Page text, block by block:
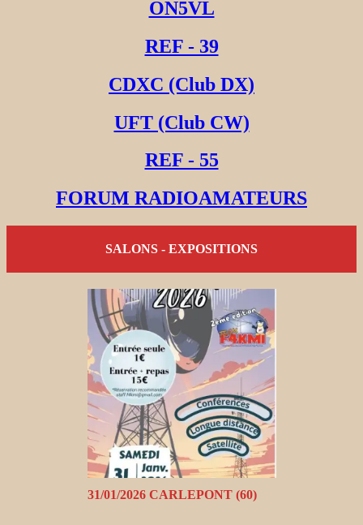
ON5VL
REF - 39
CDXC (Club DX)
UFT (Club CW)
REF - 55
FORUM RADIOAMATEURS
SALONS - EXPOSITIONS
31/01/2026 CARLEPONT (60)